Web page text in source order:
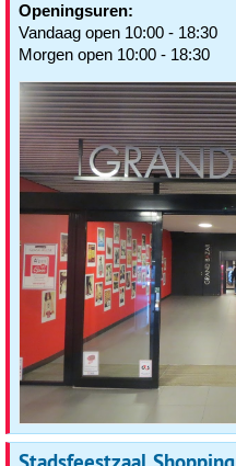
Openingsuren:
Vandaag open 10:00 - 18:30
Morgen open 10:00 - 18:30